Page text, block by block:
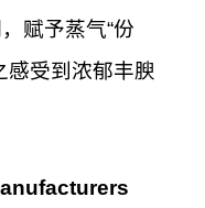
赋予蒸气“份
感受到浓郁丰腴